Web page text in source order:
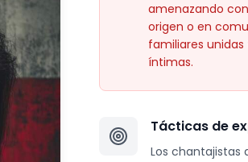
amenazando
origen o en
familiares
íntimas.
Tácticas de
Los chantajistas